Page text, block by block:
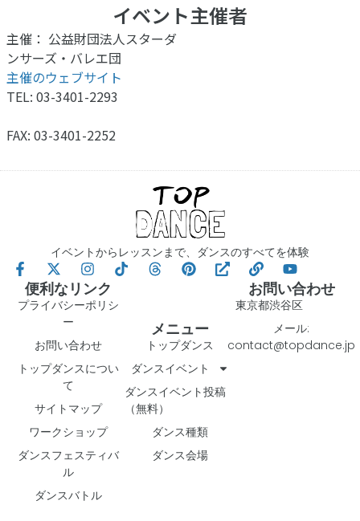
イベント主催者
主催： 公益財団法人スターダ
ンサーズ・バレエ団
主催のウェブサイト
TEL: 03-3401-2293
FAX: 03-3401-2252
イベントからレッスンまで、ダンスのすべてを体験
便利なリンク
プライバシーポリシ
ー
お問い合わせ
トップダンスについ
て
サイトマップ
ワークショップ
ダンスフェスティバ
ル
ダンスバトル
メニュー
トップダンス
ダンスイベント
ダンスイベント投稿
（無料）
ダンス種類
ダンス会場
お問い合わせ
東京都渋谷区
メール:
contact@topdance.jp